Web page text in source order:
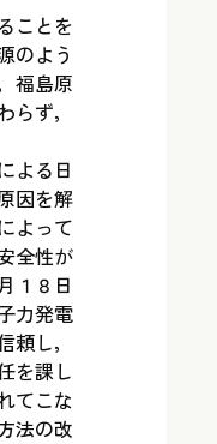
ことを
のよう
福島原
ず，
よる日
因を解
よって
全性が
１８日
力発電
し，
を課し
てこな
法の改